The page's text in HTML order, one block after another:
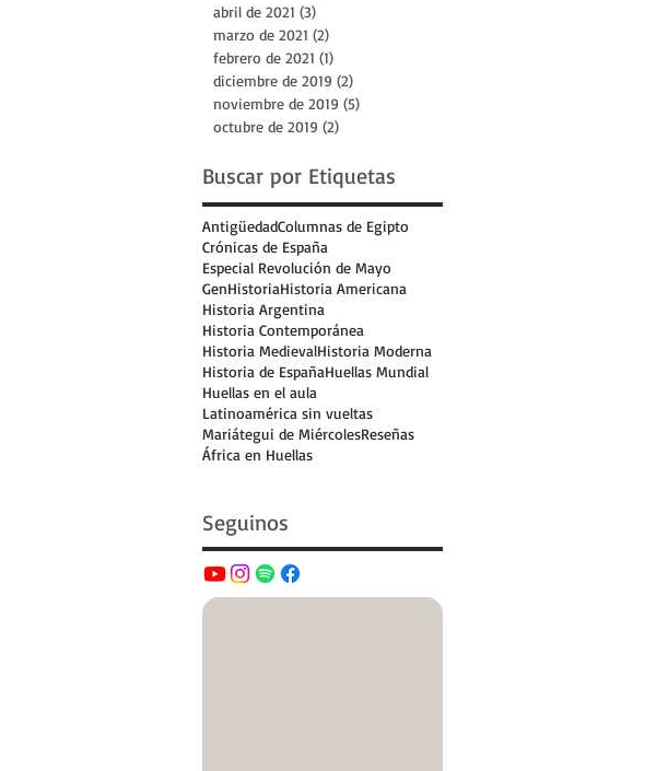
abril de 2021 (3)
marzo de 2021 (2)
febrero de 2021 (1)
diciembre de 2019 (2)
noviembre de 2019 (5)
octubre de 2019 (2)
Buscar por Etiquetas
AntigüedadColumnas de Egipto
Crónicas de España
Especial Revolución de Mayo
GenHistoriaHistoria Americana
Historia Argentina
Historia Contemporánea
Historia MedievalHistoria Moderna
Historia de EspañaHuellas Mundial
Huellas en el aula
Latinoamérica sin vueltas
Mariátegui de MiércolesReseñas
África en Huellas
Seguinos